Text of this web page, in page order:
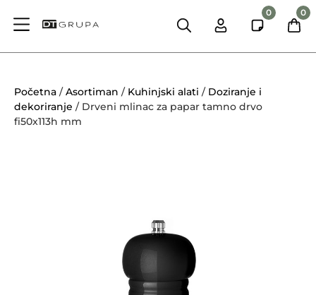
0 0
Početna /Asortiman / Kuhinjski alati / Doziranje i
dekoriranje / Drveni mlinac za papar tamno drvo
fi50x113h mm